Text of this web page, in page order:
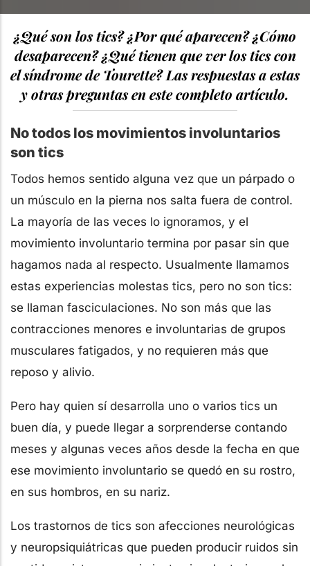
¿Qué son los tics? ¿Por qué aparecen? ¿Cómo
desaparecen? ¿Qué tienen que ver los tics con
el síndrome de Tourette? Las respuestas a estas
y otras preguntas en este completo artículo.
No todos los movimientos involuntarios
son tics
Todos hemos sentido alguna vez que un párpado o
un músculo en la pierna nos salta fuera de control.
La mayoría de las veces lo ignoramos, y el
movimiento involuntario termina por pasar sin que
hagamos nada al respecto. Usualmente llamamos
estas experiencias molestas tics, pero no son tics:
se llaman fasciculaciones. No son más que las
contracciones menores e involuntarias de grupos
musculares fatigados, y no requieren más que
reposo y alivio.
Pero hay quien sí desarrolla uno o varios tics un
buen día, y puede llegar a sorprenderse contando
meses y algunas veces años desde la fecha en que
ese movimiento involuntario se quedó en su rostro,
en sus hombros, en su nariz.
Los trastornos de tics son afecciones neurológicas
y neuropsiquiátricas que pueden producir ruidos sin